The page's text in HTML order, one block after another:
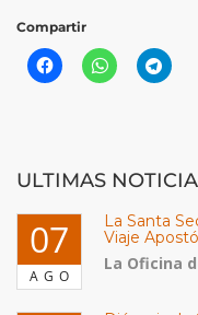
Compartir
ULTIMAS
07
AGO
La Santa
Viaje
La Oficina